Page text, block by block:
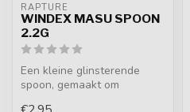
RAPTURE
WINDEX MASU SPOON
2.2G
Een kleine glinsterende
spoon, gemaakt om